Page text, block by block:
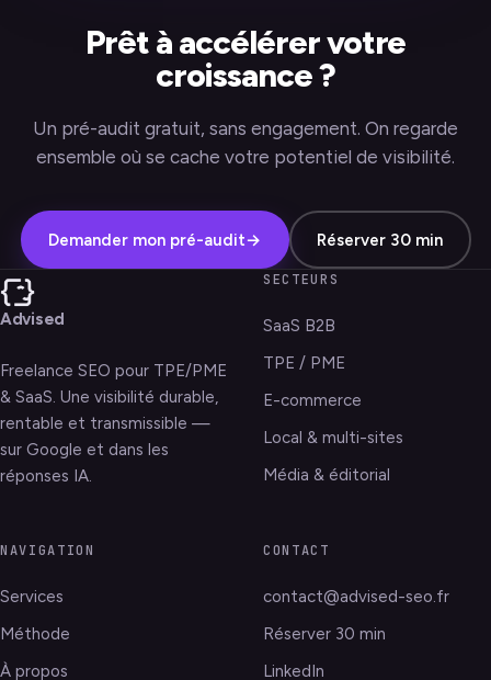
Prêt à accélérer votre
croissance ?
Un pré-audit gratuit, sans engagement. On regarde
ensemble où se cache votre potentiel de visibilité.
Demander mon pré-audit→ Réserver 30 min
Advised
Freelance SEO pour TPE/PME
& SaaS. Une visibilité durable,
rentable et transmissible —
sur Google et dans les
réponses IA.
SECTEURS
SaaS B2B
TPE / PME
E-commerce
Local & multi-sites
Média & éditorial
NAVIGATION
Services
Méthode
À propos
CONTACT
contact@advised-seo.fr
Réserver 30 min
LinkedIn